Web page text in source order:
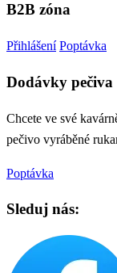
B2B zóna
Přihlášení Poptávka
Dodávky pečiva
Chcete ve své
pečivo vyráběné
Poptávka
Sleduj nás: